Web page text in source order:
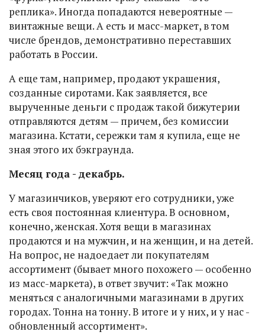
реплика». Иногда попадаются невероятные —
винтажные вещи. А есть и масс-маркет, в том
числе брендов, демонстративно переставших
работать в России.
А еще там, например, продают украшения,
созданные сиротами. Как заявляется, все
вырученные деньги с продаж такой бижутерии
отправляются детям — причем, без комиссии
магазина. Кстати, сережки там я купила, еще не
зная этого их бэкграунда.
Месяц года - декабрь.
У магазинчиков, уверяют его сотрудники, уже
есть своя постоянная клиентура. В основном,
конечно, женская. Хотя вещи в магазинах
продаются и на мужчин, и на женщин, и на детей.
На вопрос, не надоедает ли покупателям
ассортимент (бывает много похожего — особенно
из масс-маркета), в ответ звучит: «Так можно
меняться с аналогичными магазинами в других
городах. Тонна на тонну. В итоге и у них, и у нас -
обновленный ассортимент».